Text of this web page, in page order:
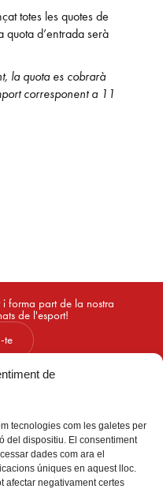
de
tecnologies com les galetes per
del dispositiu. El consentiment
dades com ara el
úniques en aquest lloc.
afectar negativament certes
totes les quotes de
quota d’entrada serà
la quota es cobrarà
corresponent a 11
forma part de la nostra
de l'esport!
te